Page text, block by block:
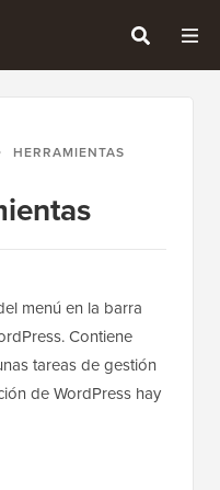
HERRAMIENTAS
menú en la barra
Contiene
tareas de gestión
de WordPress hay